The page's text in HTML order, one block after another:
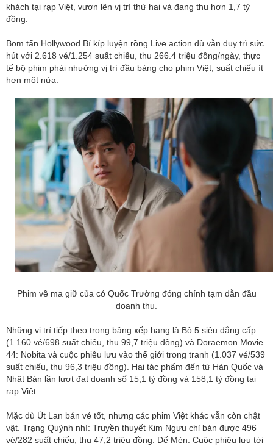
khách tại rạp Việt, vươn lên vị trí thứ hai và đang thu hơn 1,7 tỷ
đồng.
Bom tấn Hollywood Bí kíp luyện rồng Live action dù vẫn duy trì sức
hút với 2.618 vé/1.254 suất chiếu, thu 266.4 triệu đồng/ngày, thực
tế bộ phim phải nhường vị trí đầu bảng cho phim Việt, suất chiếu ít
hơn một nửa.
Phim về ma giữ của có Quốc Trường đóng chính tạm dẫn đầu
doanh thu.
Những vị trí tiếp theo trong bảng xếp hạng là Bộ 5 siêu đẳng cấp
(1.160 vé/698 suất chiếu, thu 99,7 triệu đồng) và Doraemon Movie
44: Nobita và cuộc phiêu lưu vào thế giới trong tranh (1.037 vé/539
suất chiếu, thu 96,3 triệu đồng). Hai tác phẩm đến từ Hàn Quốc và
Nhật Bản lần lượt đạt doanh số 15,1 tỷ đồng và 158,1 tỷ đồng tại
rạp Việt.
Mặc dù Út Lan bán vé tốt, nhưng các phim Việt khác vẫn còn chật
vật. Trạng Quỳnh nhí: Truyền thuyết Kim Ngưu chỉ bán được 496
vé/282 suất chiếu, thu 47,2 triệu đồng. Dế Mèn: Cuộc phiêu lưu tới